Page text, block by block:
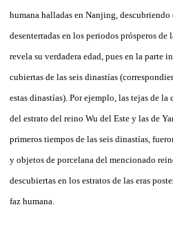
humana halladas en Nanjing, descubriendo
desenterradas en los periodos prósperos
revela su verdadera edad, pues en la parte
cubiertas de las seis dinastías
estas dinastías). Por ejemplo, las tejas de
del estrato del reino Wu del Este y las de
primeros tiempos de las seis dinastías,
y objetos de porcelana del mencionado
descubiertas en los estratos de las eras
faz humana.